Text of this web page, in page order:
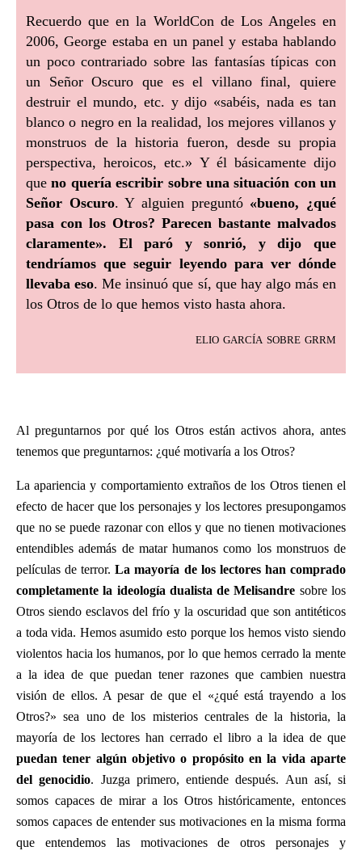
Recuerdo que en la WorldCon de Los Angeles en
2006, George estaba en un panel y estaba hablando
un poco contrariado sobre las fantasías típicas con
un Señor Oscuro que es el villano final, quiere
destruir el mundo, etc. y dijo «sabéis, nada es tan
blanco o negro en la realidad, los mejores villanos y
monstruos de la historia fueron, desde su propia
perspectiva, heroicos, etc.» Y él básicamente dijo
queno quería escribir sobre una situación con un
Señor Oscuro. Y alguien preguntó «bueno, ¿qué
pasa con los Otros? Parecen bastante malvados
claramente». El paró y sonrió, y dijo que
tendríamos que seguir leyendo para ver dónde
llevaba eso. Me insinuó que sí, que hay algo más en
los Otros de lo que hemos visto hasta ahora.
elio garcía sobre grrm
Al preguntarnos por qué los Otros están activos ahora, antes
tenemos que preguntarnos: ¿qué motivaría a los Otros?
La apariencia y comportamiento extraños de los Otros tienen el
efecto de hacer que los personajes y los lectores presupongamos
que no se puede razonar con ellos y que no tienen motivaciones
entendibles además de matar humanos como los monstruos de
películas de terror.La mayoría de los lectores han comprado
completamente la ideología dualista de Melisandre sobre los
Otros siendo esclavos del frío y la oscuridad que son antitéticos
a toda vida. Hemos asumido esto porque los hemos visto siendo
violentos hacia los humanos, por lo que hemos cerrado la mente
a la idea de que puedan tener razones que cambien nuestra
visión de ellos. A pesar de que el «¿qué está trayendo a los
Otros?» sea uno de los misterios centrales de la historia, la
mayoría de los lectores han cerrado el libro a la idea de que
puedan tener algún objetivo o propósito en la vida aparte
del genocidio. Juzga primero, entiende después. Aun así, si
somos capaces de mirar a los Otros históricamente, entonces
somos capaces de entender sus motivaciones en la misma forma
que entendemos las motivaciones de otros personajes y